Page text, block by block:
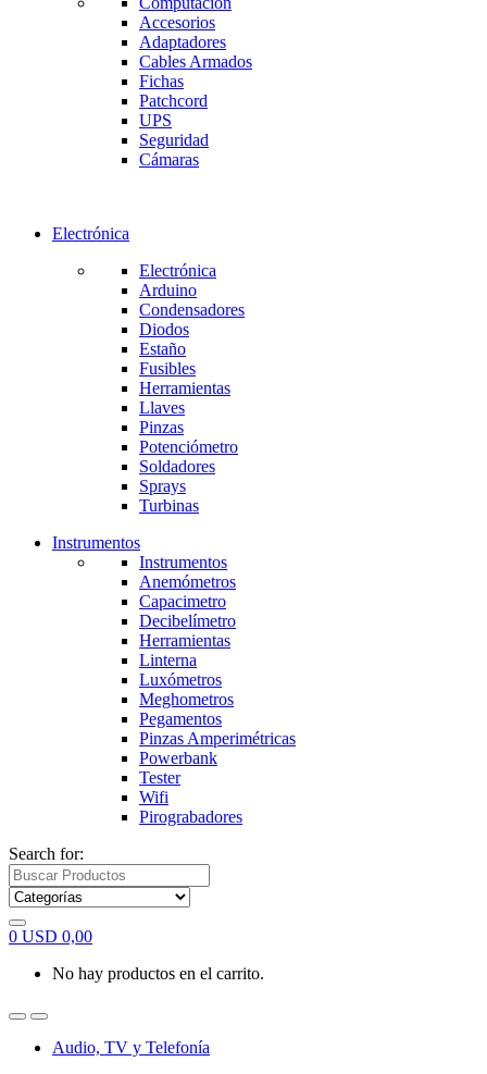
Accesorios
Adaptadores
Cables Armados
Fichas
Patchcord
UPS
Seguridad
Cámaras
Electrónica
Electrónica
Arduino
Condensadores
Diodos
Estaño
Fusibles
Herramientas
Llaves
Pinzas
Potenciómetro
Soldadores
Sprays
Turbinas
Instrumentos
Instrumentos
Anemómetros
Capacimetro
Decibelímetro
Herramientas
Linterna
Luxómetros
Meghometros
Pegamentos
Pinzas Amperimétricas
Powerbank
Tester
Wifi
Pirograbadores
Search for:
0 USD 0,00
No hay productos en el carrito.
Audio, TV y Telefonía